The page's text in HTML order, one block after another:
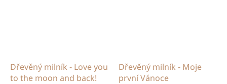
Dřevěný milník - Love you
to the moon and back!
Dřevěný milník - Moje
první Vánoce